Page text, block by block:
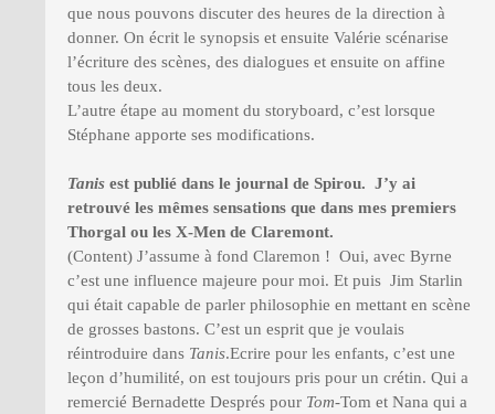
que nous pouvons discuter des heures de la direction à
donner. On écrit le synopsis et ensuite Valérie scénarise
l’écriture des scènes, des dialogues et ensuite on affine
tous les deux.
L’autre étape au moment du storyboard, c’est lorsque
Stéphane apporte ses modifications.
Tanis est publié dans le journal de Spirou. J’y ai
retrouvé les mêmes sensations que dans mes premiers
Thorgal ou les X-Men de Claremont.
(Content) J’assume à fond Claremon ! Oui, avec Byrne
c’est une influence majeure pour moi. Et puis Jim Starlin
qui était capable de parler philosophie en mettant en scène
de grosses bastons. C’est un esprit que je voulais
réintroduire dans Tanis.Ecrire pour les enfants, c’est une
leçon d’humilité, on est toujours pris pour un crétin. Qui a
remercié ‎Bernadette Després pour Tom-Tom et Nana qui a